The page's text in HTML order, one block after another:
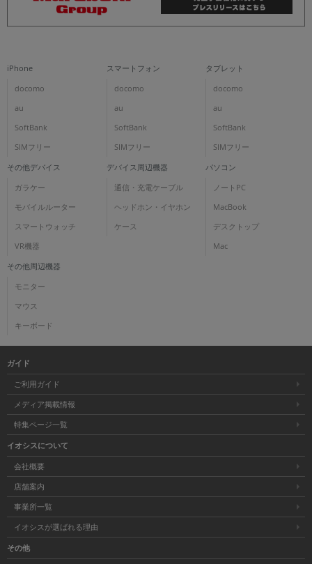
iPhone
docomo
au
SoftBank
SIMフリー
スマートフォン
docomo
au
SoftBank
SIMフリー
タブレット
docomo
au
SoftBank
SIMフリー
その他デバイス
ガラケー
モバイルルーター
スマートウォッチ
VR機器
デバイス周辺機器
通信・充電ケーブル
ヘッドホン・イヤホン
ケース
パソコン
ノートPC
MacBook
デスクトップ
Mac
その他周辺機器
モニター
マウス
キーボード
ガイド
ご利用ガイド
メディア掲載情報
特集ページ一覧
イオシスについて
会社概要
店舗案内
事業所一覧
イオシスが選ばれる理由
その他